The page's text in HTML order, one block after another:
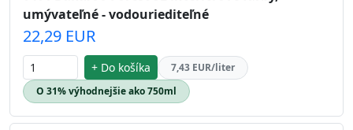
umývateľné - vodouriediteľné
22,29 EUR
+ Do košíka
7,43 EUR/liter
O 31% výhodnejšie ako 750ml